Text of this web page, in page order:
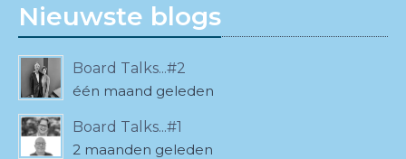
Nieuwste blogs
Board Talks...#2
één maand geleden
Board Talks...#1
2 maanden geleden